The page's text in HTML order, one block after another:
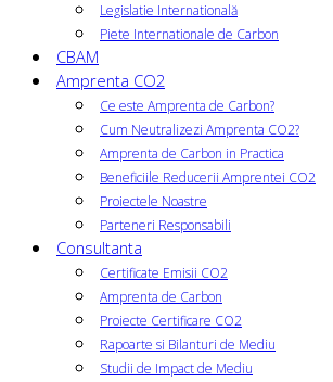
Legislatie Internatională
Piete Internationale de Carbon
CBAM
Amprenta CO2
Ce este Amprenta de Carbon?
Cum Neutralizezi Amprenta CO2?
Amprenta de Carbon in Practica
Beneficiile Reducerii Amprentei CO2
Proiectele Noastre
Parteneri Responsabili
Consultanta
Certificate Emisii CO2
Amprenta de Carbon
Proiecte Certificare CO2
Rapoarte si Bilanturi de Mediu
Studii de Impact de Mediu